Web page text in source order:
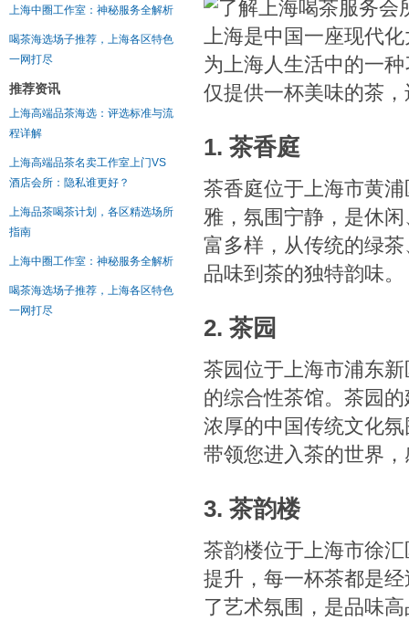
上海中圈工作室：神秘服务全解析
喝茶海选场子推荐，上海各区特色
一网打尽
推荐资讯
上海高端品茶海选：评选标准与流
程详解
上海高端品茶名卖工作室上门VS
酒店会所：隐私谁更好？
上海品茶喝茶计划，各区精选场所
指南
上海中圈工作室：神秘服务全解析
喝茶海选场子推荐，上海各区特色
一网打尽
上海是中国一座现代
为上海人生活中的一
仅提供一杯美味的茶
1. 茶香庭
茶香庭位于上海市黄
雅，氛围宁静，是休
富多样，从传统的绿
品味到茶的独特韵味。
2. 茶园
茶园位于上海市浦东
的综合性茶馆。茶园
浓厚的中国传统文化
带领您进入茶的世界
3. 茶韵楼
茶韵楼位于上海市徐
提升，每一杯茶都是
了艺术氛围，是品味